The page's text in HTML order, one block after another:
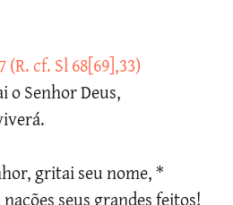
(R. cf. Sl 68[69],33)
o Senhor Deus,
gritai seu nome, *
seus grandes feitos!